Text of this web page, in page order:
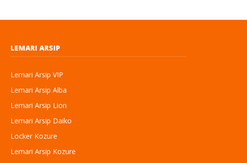
LEMARI ARSIP
Lemari Arsip VIP
Lemari Arsip Alba
Lemari Arsip Lion
Lemari Arsip Daiko
Locker Kozure
Lemari Arsip Kozure